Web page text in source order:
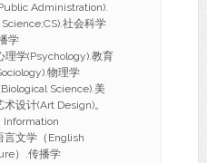
Administration).
社会科学
学
理学(Psychology).教育
物理学
Science).美
设计(Art Design)。
Information
言文学（English
）.传播学